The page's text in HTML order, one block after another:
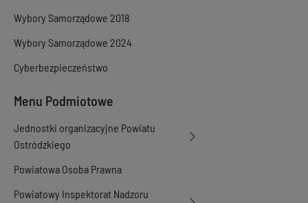
Wybory Samorządowe 2018
Wybory Samorządowe 2024
Cyberbezpieczeństwo
Menu Podmiotowe
Jednostki organizacyjne Powiatu
Ostródzkiego
Powiatowa Osoba Prawna
Powiatowy Inspektorat Nadzoru